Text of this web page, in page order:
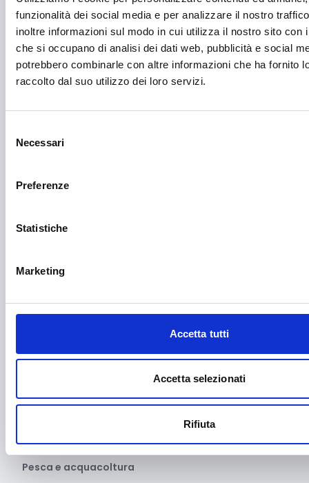
funzionalità dei social media e per analizzare il nostro
inoltre informazioni sul modo in cui utilizza il nostro sito con
che si occupano di analisi dei dati web, pubblicità e social
potrebbero combinarle con altre informazioni che ha fornito
raccolto dal suo utilizzo dei loro servizi.
delNecessari
Preferenze
Statistiche
Marketing
Accetta tutti
Accetta selezionati
Rifiuta
Imprenditoria femminile
Inclusione Sociale e Solidarietà
Innovazione tecnologica, digitalizzazione, ICT
Manifatturiero
Manifestazioni Sportive
Mobile e arredo
Parità di genere
Pesca e acquacoltura